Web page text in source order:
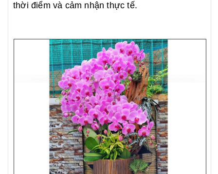
thời điểm và cảm nhận thực tế.